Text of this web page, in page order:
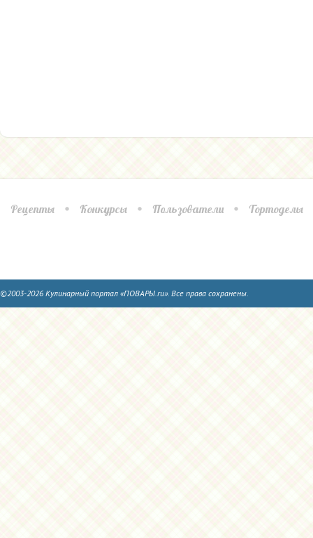
Рецепты Конкурсы Пользователи Тортоделы
©2003-2026 Кулинарный портал «ПОВАРЫ.ru». Все права сохранены.